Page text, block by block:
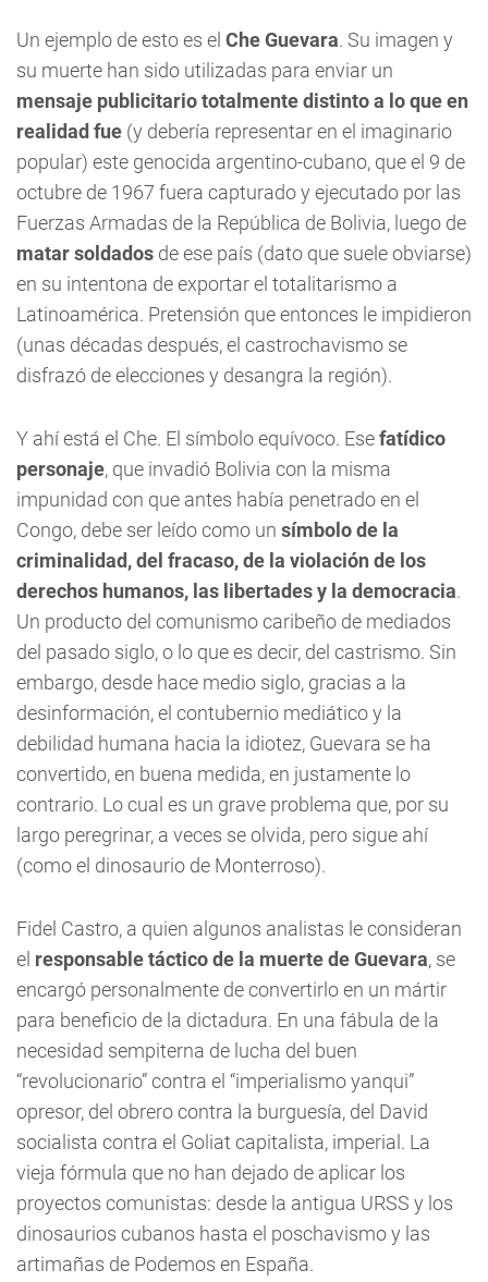
Un ejemplo de esto es el Che Guevara. Su imagen y
su muerte han sido utilizadas para enviar un
mensaje publicitario totalmente distinto a lo que en
realidad fue (y debería representar en el imaginario
popular) este genocida argentino-cubano, que el 9 de
octubre de 1967 fuera capturado y ejecutado por las
Fuerzas Armadas de la República de Bolivia, luego de
matar soldados de ese país (dato que suele obviarse)
en su intentona de exportar el totalitarismo a
Latinoamérica. Pretensión que entonces le impidieron
(unas décadas después, el castrochavismo se
disfrazó de elecciones y desangra la región).
Y ahí está el Che. El símbolo equívoco. Esefatídico
personaje, que invadió Bolivia con la misma
impunidad con que antes había penetrado en el
Congo, debe ser leído como un símbolo de la
criminalidad, del fracaso, de la violación de los
derechos humanos, las libertades y la democracia.
Un producto del comunismo caribeño de mediados
del pasado siglo, o lo que es decir, del castrismo. Sin
embargo, desde hace medio siglo, gracias a la
desinformación, el contubernio mediático y la
debilidad humana hacia la idiotez, Guevara se ha
convertido, en buena medida, en justamente lo
contrario. Lo cual es un grave problema que, por su
largo peregrinar, a veces se olvida, pero sigue ahí
(como el dinosaurio de Monterroso).
Fidel Castro, a quien algunos analistas le consideran
el responsable táctico de la muerte de Guevara, se
encargó personalmente de convertirlo en un mártir
para beneficio de la dictadura. En una fábula de la
necesidad sempiterna de lucha del buen
“revolucionario” contra el “imperialismo yanqui”
opresor, del obrero contra la burguesía, del David
socialista contra el Goliat capitalista, imperial. La
vieja fórmula que no han dejado de aplicar los
proyectos comunistas: desde la antigua URSS y los
dinosaurios cubanos hasta el poschavismo y las
artimañas de Podemos en España.